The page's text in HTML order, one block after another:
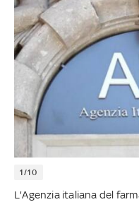
1/10
L'Agenzia italiana del